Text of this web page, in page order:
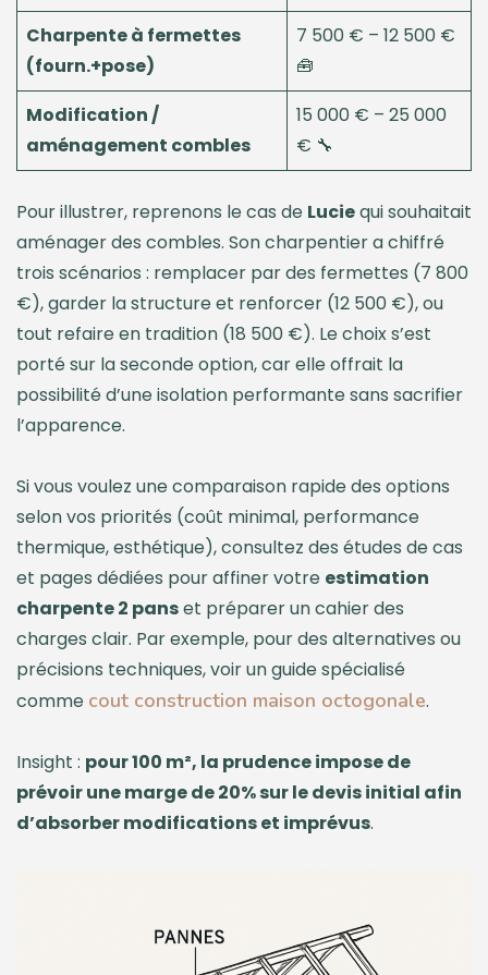
Charpente à fermettes
(fourn.+pose)
7 500 € – 12 500 €
🧰
Modification /
aménagement combles
15 000 € – 25 000
€ 🔧
Pour illustrer, reprenons le cas de Luciequi souhaitait
aménager des combles. Son charpentier a chiffré
trois scénarios : remplacer par des fermettes (7 800
€), garder la structure et renforcer (12 500 €), ou
tout refaire en tradition (18 500 €). Le choix s’est
porté sur la seconde option, car elle offrait la
possibilité d’une isolation performante sans sacrifier
l’apparence.
Si vous voulez une comparaison rapide des options
selon vos priorités (coût minimal, performance
thermique, esthétique), consultez des études de cas
et pages dédiées pour affiner votre estimation
charpente 2 panset préparer un cahier des
charges clair. Par exemple, pour des alternatives ou
précisions techniques, voir un guide spécialisé
comme cout construction maison octogonale.
Insight : pour 100 m², la prudence impose de
prévoir une marge de 20% sur le devis initial afin
d’absorber modifications et imprévus.